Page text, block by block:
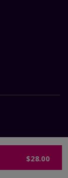
$28.00